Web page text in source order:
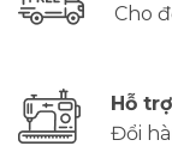
Cho
Hỗ
Đổi